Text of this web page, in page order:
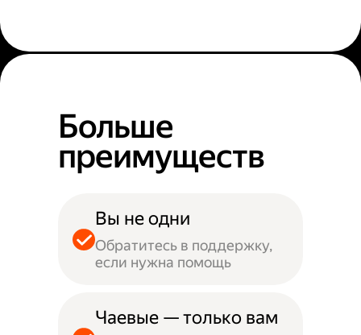
Больше
преимуществ
Вы не одни
Обратитесь в поддержку,
если нужна помощь
Чаевые — только вам